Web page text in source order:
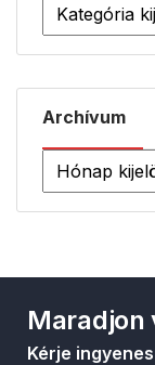
Archívum
Maradjon
Kérje